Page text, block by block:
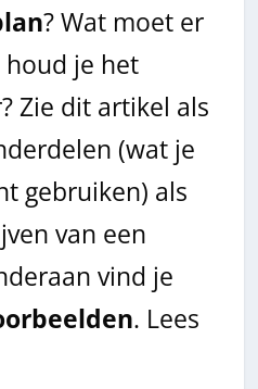
? Wat moet er
houd je het
Zie dit artikel als
(wat je
gebruiken) als
van een
vind je
. Lees